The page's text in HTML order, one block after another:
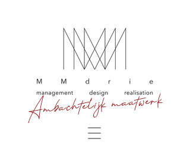
Ambachtelijk maatwerk